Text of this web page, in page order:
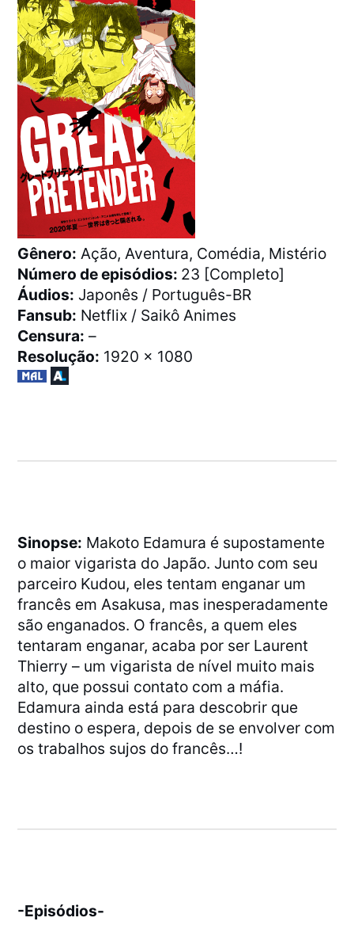
Gênero: Ação, Aventura, Comédia, Mistério
Número de episódios: 23 [Completo]
Áudios: Japonês / Português-BR
Fansub: Netflix / Saikô Animes
Censura: –
Resolução: 1920 x 1080
Sinopse: Makoto Edamura é supostamente
o maior vigarista do Japão. Junto com seu
parceiro Kudou, eles tentam enganar um
francês em Asakusa, mas inesperadamente
são enganados. O francês, a quem eles
tentaram enganar, acaba por ser Laurent
Thierry – um vigarista de nível muito mais
alto, que possui contato com a máfia.
Edamura ainda está para descobrir que
destino o espera, depois de se envolver com
os trabalhos sujos do francês…!
-Episódios-